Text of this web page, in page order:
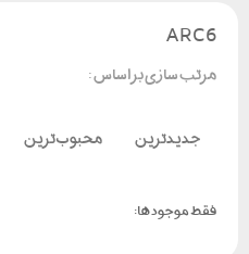
ARC6
مرتب سازی بر اساس :
جدیدترین محبوب‌ترین
فقط موجود ها: